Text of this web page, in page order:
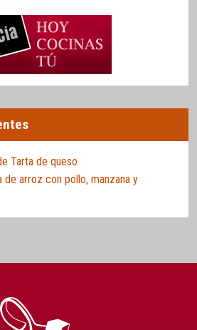
Tarta de queso
de arroz con pollo, manzana y